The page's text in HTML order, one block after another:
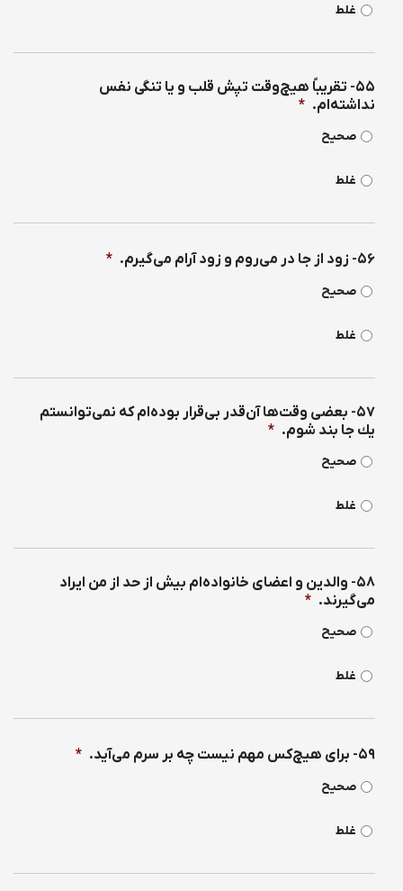
غلط
۵۵- تقریباً هیچ‌وقت تپش قلب و یا تنگی نفس
نداشته‌ام. *
صحیح
غلط
۵۶- زود از جا در می‌روم و زود آرام می‌گیرم. *
صحیح
غلط
۵۷- بعضی وقت‌ها آن‌قدر بی‌قرار بوده‌ام كه نمی‌توانستم
یك جا بند شوم. *
صحیح
غلط
۵۸- والدین و اعضای خانواده‌ام بیش از حد از من ایراد
می‌گیرند. *
صحیح
غلط
۵۹- برای هیچ‌كس مهم نیست چه بر سرم می‌آید. *
صحیح
غلط